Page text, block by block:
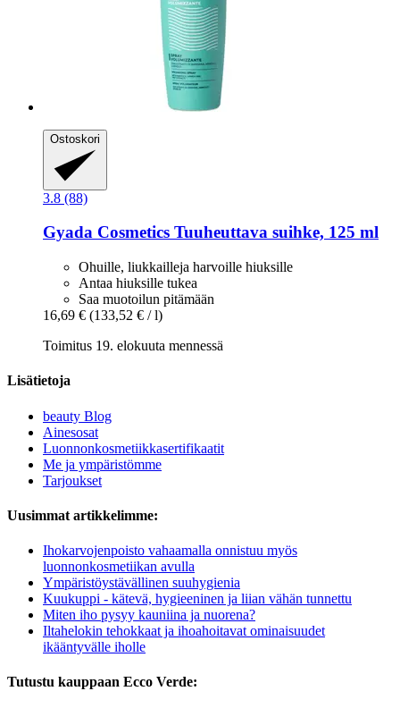
Ostoskori
3.8 (88)
Gyada Cosmetics Tuuheuttava suihke, 125 ml
Ohuille, liukkailleja harvoille hiuksille
Antaa hiuksille tukea
Saa muotoilun pitämään
16,69 € (133,52 € / l)
Toimitus 19. elokuuta mennessä
Lisätietoja
beauty Blog
Ainesosat
Luonnonkosmetiikkasertifikaatit
Me ja ympäristömme
Tarjoukset
Uusimmat artikkelimme:
Ihokarvojenpoisto vahaamalla onnistuu myös
luonnonkosmetiikan avulla
Ympäristöystävällinen suuhygienia
Kuukuppi - kätevä, hygieeninen ja liian vähän tunnettu
Miten iho pysyy kauniina ja nuorena?
Iltahelokin tehokkaat ja ihoahoitavat ominaisuudet
ikääntyvälle iholle
Tutustu kauppaan Ecco Verde: